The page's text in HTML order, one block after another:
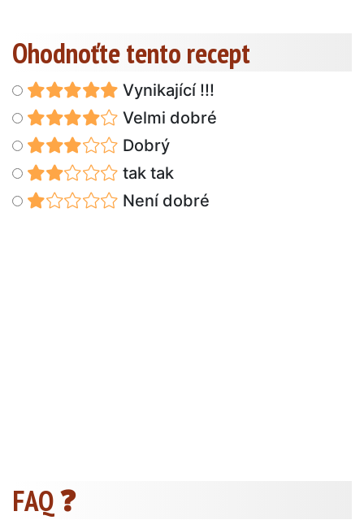
Ohodnoťte tento recept
Vynikající !!!
Velmi dobré
Dobrý
tak tak
Není dobré
FAQ ❓